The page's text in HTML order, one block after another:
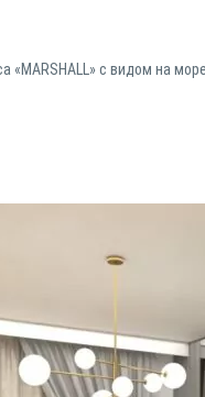
«MARSHALL» с видом на море